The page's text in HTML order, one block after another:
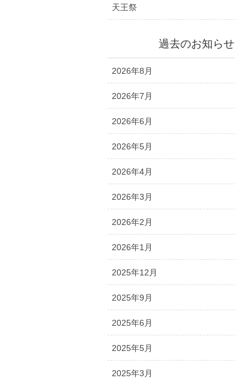
天王祭
過去のお知らせ
2026年8月
2026年7月
2026年6月
2026年5月
2026年4月
2026年3月
2026年2月
2026年1月
2025年12月
2025年9月
2025年6月
2025年5月
2025年3月